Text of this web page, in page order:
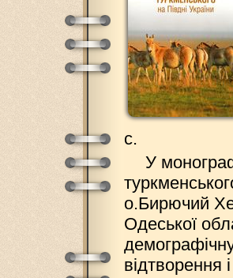
с.
У
о.Бирючий
Одеської
відтворення